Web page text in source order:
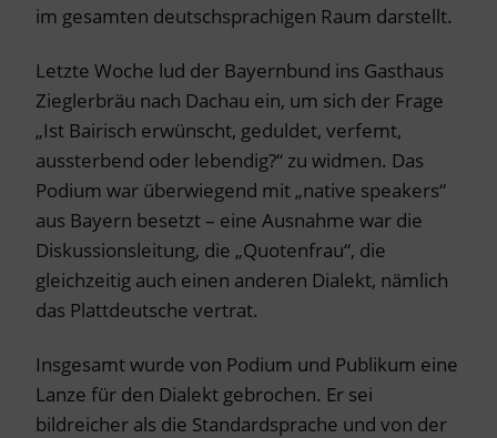
im gesamten deutschsprachigen Raum darstellt.
Letzte Woche lud der Bayernbund ins Gasthaus
Zieglerbräu nach Dachau ein, um sich der Frage
„Ist Bairisch erwünscht, geduldet, verfemt,
aussterbend oder lebendig?“ zu widmen. Das
Podium war überwiegend mit „native speakers“
aus Bayern besetzt – eine Ausnahme war die
Diskussionsleitung, die „Quotenfrau“, die
gleichzeitig auch einen anderen Dialekt, nämlich
das Plattdeutsche vertrat.
Insgesamt wurde von Podium und Publikum eine
Lanze für den Dialekt gebrochen. Er sei
bildreicher als die Standardsprache und von der